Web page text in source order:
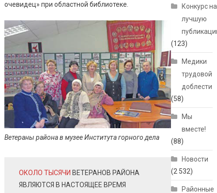
очевидец» при областной библиотеке.
Ветераны района в музее Института горного дела
ОКОЛО ТЫСЯЧИ ВЕТЕРАНОВ РАЙОНА
ЯВЛЯЮТСЯ В НАСТОЯЩЕЕ ВРЕМЯ
Конкурс на
лучшую
(123)
Медики
трудовой
доблести
(58)
Мы
вместе!
(88)
Новости
(2 532)
Районные